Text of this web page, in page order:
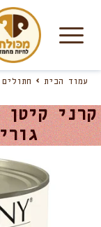
עמוד הבית חתולים
קרני קיטן
גורים